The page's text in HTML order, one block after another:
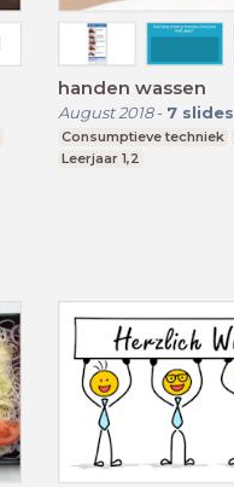
handen wassen
August 2018- 7 slides
Consumptieve techniek
Leerjaar 1,2